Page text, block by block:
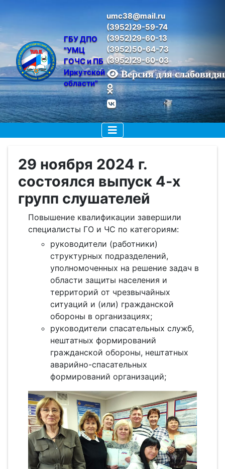
ГБУ ДПО
"УМЦ
ГОЧС и ПБ
Иркутской
области"
umc38@mail.ru
(3952)29-59-74
(3952)29-60-13
(3952)50-64-73
(3952)29-60-03
Версия для
29 ноября 2024 г.
состоялся выпуск 4-х
групп слушателей
Повышение квалификации завершили
специалисты ГО и ЧС по категориям:
руководители (работники)
структурных подразделений,
уполномоченных на решение задач в
области защиты населения и
территорий от чрезвычайных
ситуаций и (или) гражданской
обороны в организациях;
руководители спасательных служб,
нештатных формирований
гражданской обороны, нештатных
аварийно-спасательных
формирований организаций;